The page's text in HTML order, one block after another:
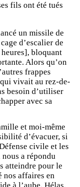
fils ont été tués
un missile de
d’escalier de
bloquant
Alors qu’on
frappes
vivait au rez-de-
besoin d’utiliser
avec sa
et moi-même
d’évacuer, si
civile et les
a répondu
atteindre pour le
nos affaires en
à l’aube. Hélas,